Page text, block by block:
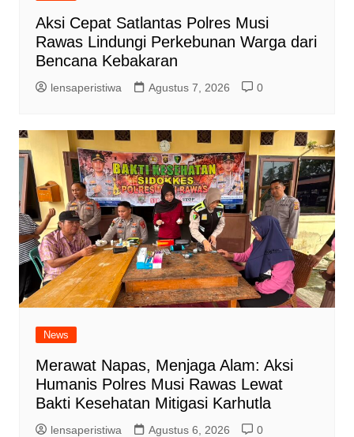
Aksi Cepat Satlantas Polres Musi
Rawas Lindungi Perkebunan Warga dari
Bencana Kebakaran
lensaperistiwa Agustus 7, 2026 0
News
Merawat Napas, Menjaga Alam: Aksi
Humanis Polres Musi Rawas Lewat
Bakti Kesehatan Mitigasi Karhutla
lensaperistiwa Agustus 6, 2026 0